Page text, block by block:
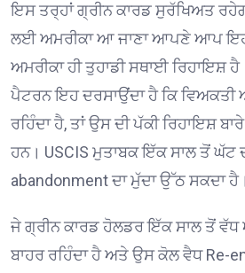
ਇਸ ਤਰ੍ਹਾਂ ਗ੍ਰੀਨ ਕਾਰਡ ਸੁਰੱਖਿਅਤ
ਲਈ ਅਮਰੀਕਾ ਆ ਜਾਣਾ ਆਪਣੇ ਆਪ ਇਹ
ਅਮਰੀਕਾ ਹੀ ਤੁਹਾਡੀ ਸਥਾਈ ਰਿਹਾਇਸ਼
ਪੈਟਰਨ ਇਹ ਦਰਸਾਉਂਦਾ ਹੈ ਕਿ ਵਿਅਕਤੀ
ਰਹਿੰਦਾ ਹੈ, ਤਾਂ ਉਸ ਦੀ ਪੱਕੀ ਰਿਹਾਇਸ਼
ਹਨ। USCIS ਮੁਤਾਬਕ ਇੱਕ ਸਾਲ ਤੋਂ ਘੱਟ
abandonment ਦਾ ਮੁੱਦਾ ਉੱਠ ਸਕਦਾ ਹੈ।
ਜੇ ਗ੍ਰੀਨ ਕਾਰਡ ਹੋਲਡਰ ਇੱਕ ਸਾਲ ਤੋਂ ਵੱਧ
ਬਾਹਰ ਰਹਿੰਦਾ ਹੈ ਅਤੇ ਉਸ ਕੋਲ ਵੈਧ Re-